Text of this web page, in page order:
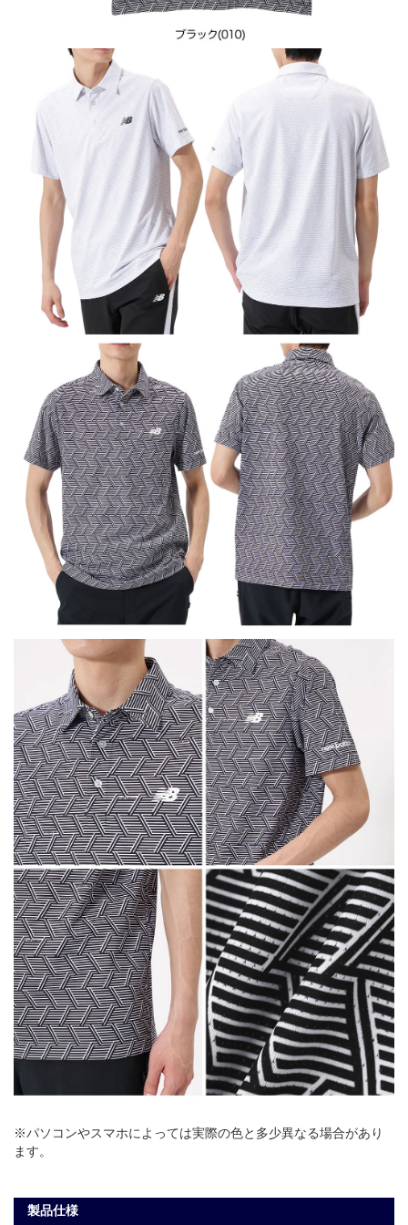
※パソコンやスマホによっては実際の色と多少異なる場合があり
ます。
製品仕様